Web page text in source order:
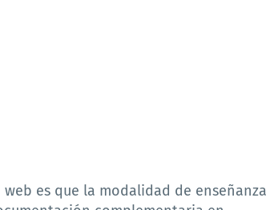
es que la modalidad de enseñanza